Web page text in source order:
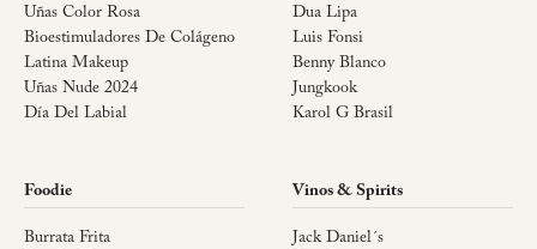
Uñas Color Rosa
Bioestimuladores De Colágeno
Latina Makeup
Uñas Nude 2024
Día Del Labial
Dua Lipa
Luis Fonsi
Benny Blanco
Jungkook
Karol G Brasil
Foodie
Burrata Frita
Vinos & Spirits
Jack Daniel´s